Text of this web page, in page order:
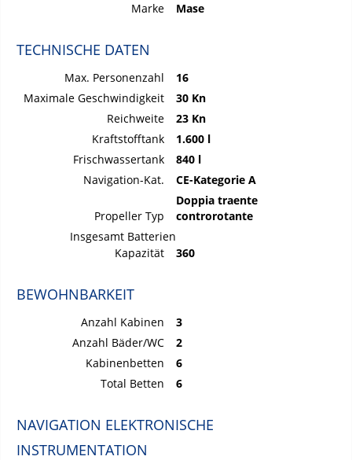
Marke
Mase
TECHNISCHE DATEN
Max. Personenzahl
16
Maximale Geschwindigkeit
30 Kn
Reichweite
23 Kn
Kraftstofftank
1.600 l
Frischwassertank
840 l
Navigation-Kat.
CE-Kategorie A
Propeller Typ
Doppia traente
controrotante
Insgesamt Batterien
Kapazität
360
BEWOHNBARKEIT
Anzahl Kabinen
3
Anzahl Bäder/WC
2
Kabinenbetten
6
Total Betten
6
NAVIGATION ELEKTRONISCHE
INSTRUMENTATION